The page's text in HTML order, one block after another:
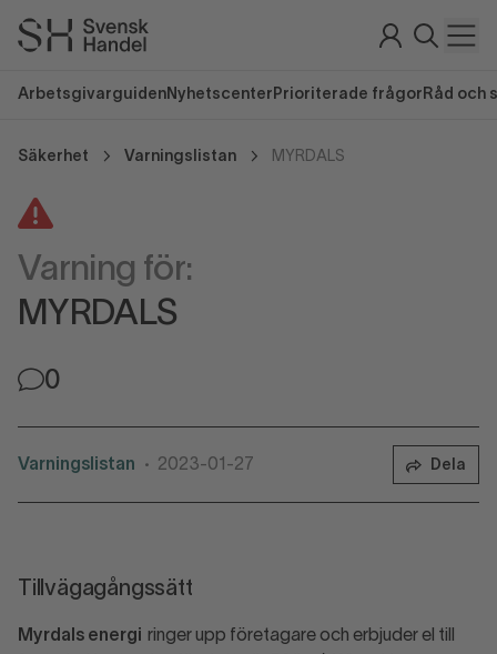
Arbetsgivarguiden Nyhetscenter Prioriterade frågor Råd och
Säkerhet Varningslistan MYRDALS
Varning för:
MYRDALS
0
Varningslistan • 2023-01-27 Dela
Tillvägagångssätt
Myrdals energi
ringer upp företagare och erbjuder el till